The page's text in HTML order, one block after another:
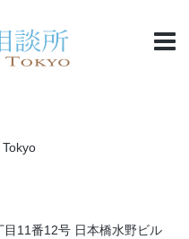
11番12号 日本橋水野ビル